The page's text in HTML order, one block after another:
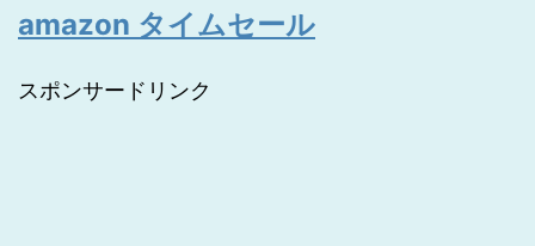
amazon タイムセール
スポンサードリンク